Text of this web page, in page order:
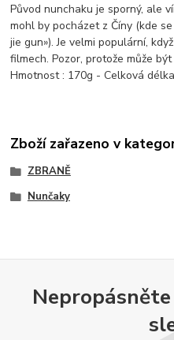
Původ nunchaku je sporný, ale
mohl by pocházet z Číny (kde
jie gun»). Je velmi populární,
filmech. Pozor, protože může
Hmotnost : 170g - Celková
Zboží zařazeno v
ZBRANĚ
Nunčaky